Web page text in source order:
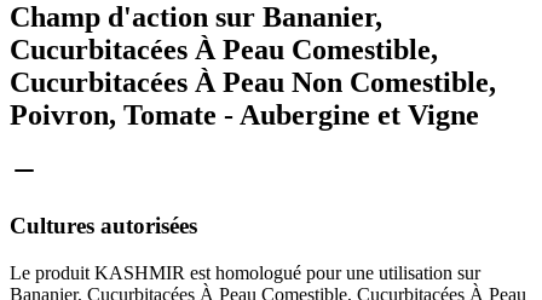
Champ d'action sur Bananier,
Cucurbitacées À Peau Comestible,
Cucurbitacées À Peau Non Comestible,
Poivron, Tomate - Aubergine et Vigne
Cultures autorisées
Le produit KASHMIR est homologué pour une utilisation sur
Bananier, Cucurbitacées À Peau Comestible, Cucurbitacées À Peau